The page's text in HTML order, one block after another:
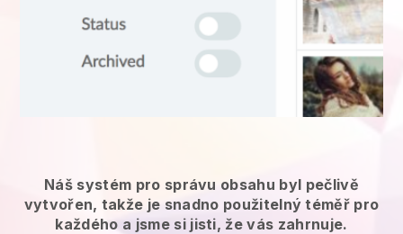
Náš systém pro správu obsahu byl pečlivě
vytvořen, takže je snadno použitelný téměř pro
každého a jsme si jisti, že vás zahrnuje.